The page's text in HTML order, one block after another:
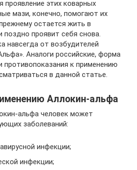
проявление этих коварных
мази, конечно, помогают их
остается жить в
поздно проявит себя снова.
навсегда от возбудителей
Аналоги российские, форма
противопоказания к применению
в данной статье.
Аллокин-альфа
альфа человек может
заболеваний:
инфекции;
инфекции;